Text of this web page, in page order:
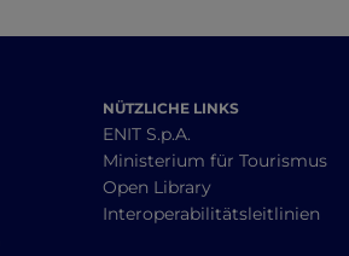
NÜTZLICHE LINKS
ENIT S.p.A.
Ministerium für Tourismus
Open Library
Interoperabilitätsleitlinien